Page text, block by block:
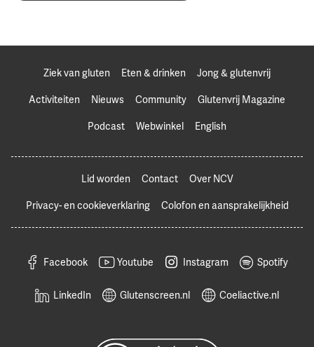
Ziek van gluten Eten & drinken
Jong & glutenvrij
Activiteiten
Nieuws Community
Glutenvrij Magazine
Podcast
Webwinkel English
Lid worden Contact
Over NCV
Privacy- en cookieverklaring
Colofon en aansprakelijkheid
Facebook Youtube Instagram Spotify
LinkedIn Glutenscreen.nl Coeliactive.nl